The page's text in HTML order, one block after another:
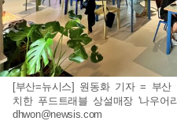
[부산=뉴시스] 원동화 기자 = 부산
치한 푸드트래블 상설매장 '나우어
dhwon@newsis.com